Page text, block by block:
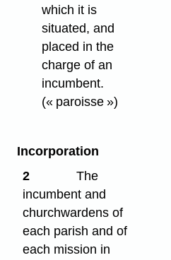
which it is
situated, and
placed in the
charge of an
incumbent.
(« paroisse »)
Incorporation
2
The
incumbent and
churchwardens of
each parish and of
each mission in